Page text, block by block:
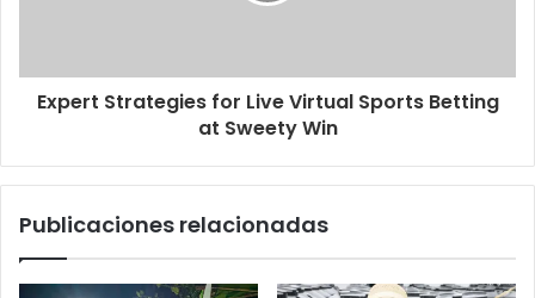
Expert Strategies for Live Virtual Sports Betting
at Sweety Win
Publicaciones relacionadas